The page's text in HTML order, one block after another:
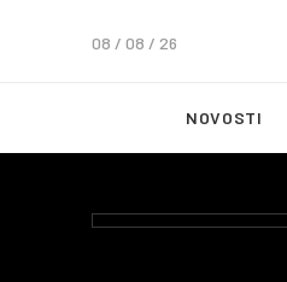
08 / 08 / 26
NOVOSTI